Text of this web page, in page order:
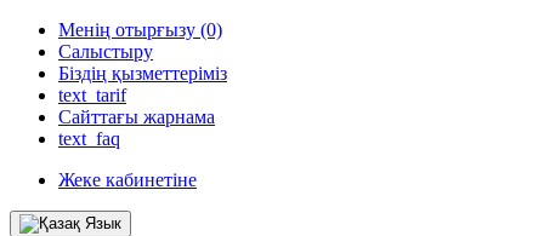
Менің отырғызу (0)
Салыстыру
Біздің қызметтеріміз
text_tarif
Сайттағы жарнама
text_faq
Жеке кабинетіне
Язык